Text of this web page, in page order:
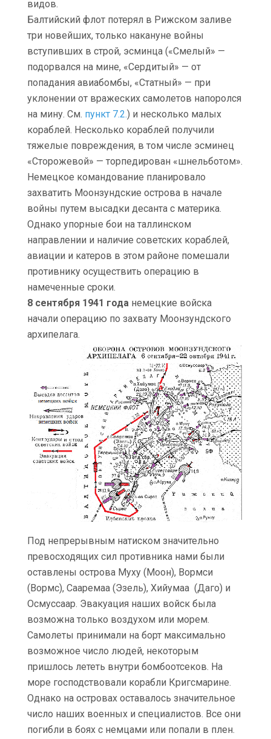
видов.
Балтийский флот потерял в Рижском заливе
три новейших, только накануне войны
вступивших в строй, эсминца («Смелый» —
подорвался на мине, «Сердитый» — от
попадания авиабомбы, «Статный» — при
уклонении от вражеских самолетов напоролся
на мину. См. пункт 7.2.) и несколько малых
кораблей. Несколько кораблей получили
тяжелые повреждения, в том числе эсминец
«Сторожевой» — торпедирован «шнельботом».
Немецкое командование планировало
захватить Моонзундские острова в начале
войны путем высадки десанта с материка.
Однако упорные бои на таллинском
направлении и наличие советских кораблей,
авиации и катеров в этом районе помешали
противнику осуществить операцию в
намеченные сроки.
8 сентября 1941 года немецкие войска
начали операцию по захвату Моонзундского
архипелага.
Под непрерывным натиском значительно
превосходящих сил противника нами были
оставлены острова Муху (Моон), Вормси
(Вормс), Сааремаа (Эзель), Хийумаа (Даго) и
Осмуссаар. Эвакуация наших войск была
возможна только воздухом или морем.
Самолеты принимали на борт максимально
возможное число людей, некоторым
пришлось лететь внутри бомбоотсеков. На
море господствовали корабли Кригсмарине.
Однако на островах оставалось значительное
число наших военных и специалистов. Все они
погибли в боях с немцами или попали в плен.